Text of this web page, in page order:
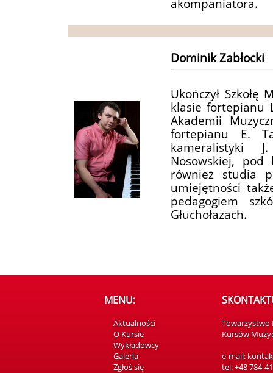
akompaniatora.
Dominik Zabłocki
Ukończył
klasie fortepianu
Akademii
fortepianu E.
kameralistyki
Nosowskiej, pod
również studia
umiejętności
pedagogiem
Głuchołazach.
MENU:
Aktualności
O Kursie
Wykładowcy
Galeria
Zgłoś się
Towarzystwo
Kursów
e-mail:
tel: +48 784-